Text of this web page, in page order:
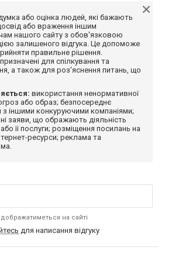
або оцінка людей, які бажають
або враження іншим
нашого сайту з обов'язковою
залишеного відгука. Це допоможе
правильне рішення.
для спілкування та
а також для роз'яснення питань, що
використання ненормативної
або образ; безпосереднє
з іншими конкуруючими компаніями;
заяви, що ображають діяльність
або її послуги; розміщення посилань на
ресурси; реклама та
на сайті
для написання відгуку